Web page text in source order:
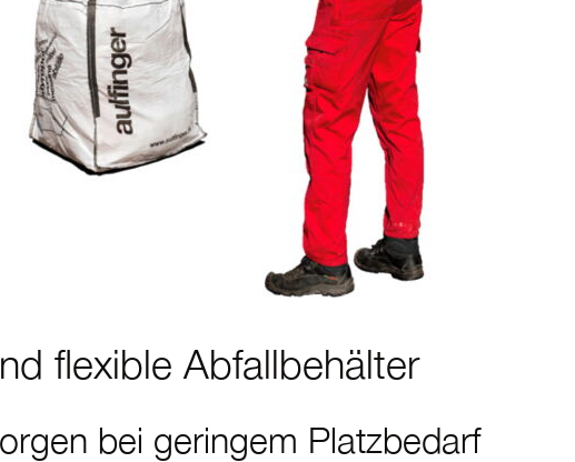
flexible Abfall­be­hälter
bei geringem Platzbedarf